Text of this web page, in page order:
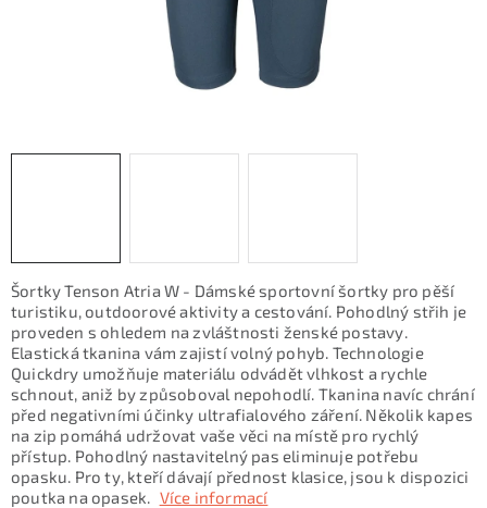
CYKLO Servis
Šortky Tenson Atria W - Dámské sportovní šortky pro pěší
turistiku, outdoorové aktivity a cestování. Pohodlný střih je
proveden s ohledem na zvláštnosti ženské postavy.
Elastická tkanina vám zajistí volný pohyb. Technologie
Quickdry umožňuje materiálu odvádět vlhkost a rychle
schnout, aniž by způsoboval nepohodlí. Tkanina navíc chrání
před negativními účinky ultrafialového záření. Několik kapes
na zip pomáhá udržovat vaše věci na místě pro rychlý
přístup. Pohodlný nastavitelný pas eliminuje potřebu
opasku. Pro ty, kteří dávají přednost klasice, jsou k dispozici
poutka na opasek. Více informací